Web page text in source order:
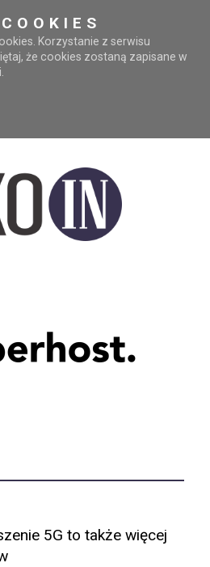
Korzystanie z serwisu
że cookies zostaną zapisane w
5G to także więcej